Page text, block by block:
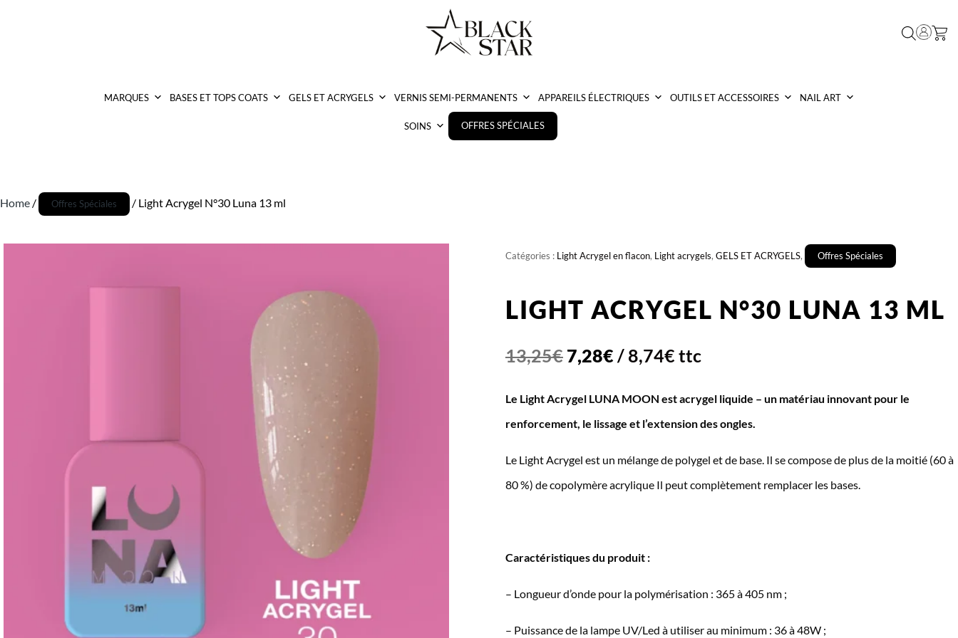
MARQUES BASES ET TOPS COATS GELS ET ACRYGELS VERNIS SEMI-PERMANENTS APPAREILS ÉLECTRIQUES OUTILS ET ACCESSOIRES NAIL ART
SOINS OFFRES SPÉCIALES
Home / Offres Spéciales / Light Acrygel N°30 Luna 13 ml
Catégories : Light Acrygel en flacon, Light acrygels, GELS ET ACRYGELS, Offres Spéciales
LIGHT ACRYGEL N°30 LUNA 13 ML
13,25€ Le
initial
était :
13,25€.
7,28€Le
actuel
est :
7,28€.
/ 8,74€ ttc
Le Light Acrygel LUNA MOON est acrygel liquide – un matériau innovant pour le
renforcement, le lissage et l’extension des ongles.
Le Light Acrygel est un mélange de polygel et de base. Il se compose de plus de la moitié (60 à
80 %) de copolymère acrylique Il peut complètement remplacer les bases.
Caractéristiques du produit :
– Longueur d’onde pour la polymérisation : 365 à 405 nm ;
– Puissance de la lampe UV/Led à utiliser au minimum : 36 à 48W ;